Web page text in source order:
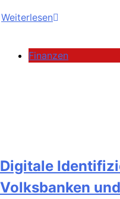
Weiterlesen
Finanzen
Digitale
Volksbanken